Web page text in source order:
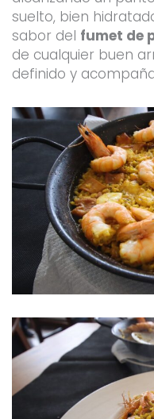
suelto, bien
sabor del fumet de
de cualquier buen
definido y